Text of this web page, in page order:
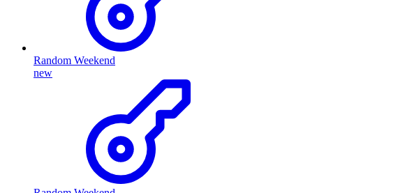
Random Weekend
new